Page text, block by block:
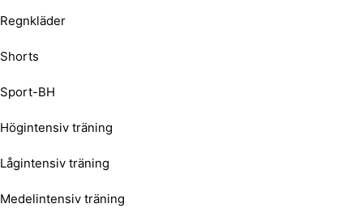
Regnkläder
Shorts
Sport-BH
Högintensiv träning
Lågintensiv träning
Medelintensiv träning